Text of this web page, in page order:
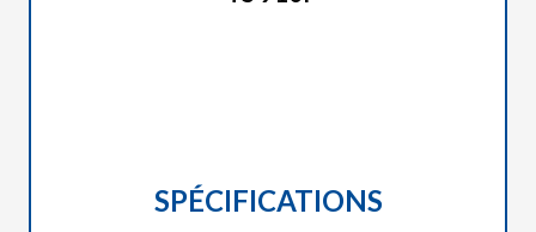
SPÉCIFICATIONS